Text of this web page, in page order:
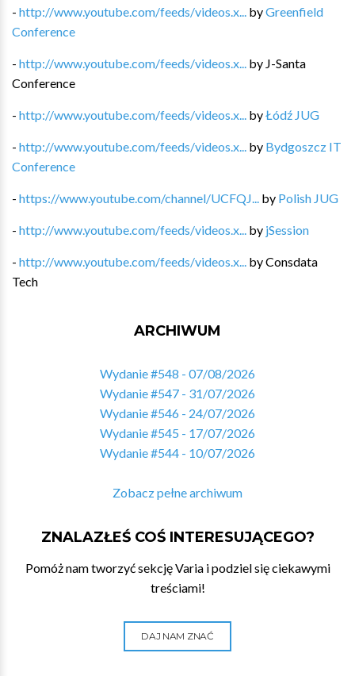
- http://www.youtube.com/feeds/videos.x... byGreenfield
Conference
- http://www.youtube.com/feeds/videos.x... by J-Santa
Conference
- http://www.youtube.com/feeds/videos.x... byŁódź JUG
- http://www.youtube.com/feeds/videos.x... by Bydgoszcz IT
Conference
- https://www.youtube.com/channel/UCFQJ... by Polish JUG
- http://www.youtube.com/feeds/videos.x... by jSession
- http://www.youtube.com/feeds/videos.x... byConsdata
Tech
ARCHIWUM
Wydanie #548 - 07/08/2026
Wydanie #547 - 31/07/2026
Wydanie #546 - 24/07/2026
Wydanie #545 - 17/07/2026
Wydanie #544 - 10/07/2026
Zobacz pełne archiwum
ZNALAZŁEŚ COŚ INTERESUJĄCEGO?
Pomóż nam tworzyć sekcję Varia i podziel się ciekawymi
treściami!
DAJ NAM ZNAĆ